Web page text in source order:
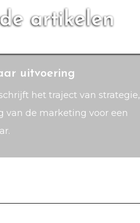
artikelen
uitvoering
het traject van strategie,
van de marketing voor een